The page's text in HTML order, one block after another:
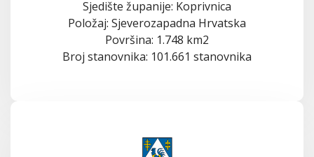
Sjedište županije: Koprivnica
Položaj: Sjeverozapadna Hrvatska
Površina: 1.748 km2
Broj stanovnika: 101.661 stanovnika